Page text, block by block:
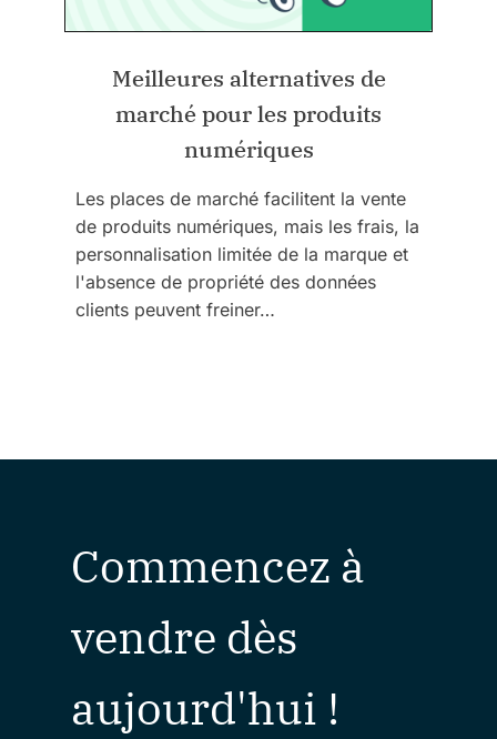
Meilleures alternatives de
marché pour les produits
numériques
Les places de marché facilitent la vente
de produits numériques, mais les frais, la
personnalisation limitée de la marque et
l'absence de propriété des données
clients peuvent freiner…
Commencez à
vendre dès
aujourd'hui !